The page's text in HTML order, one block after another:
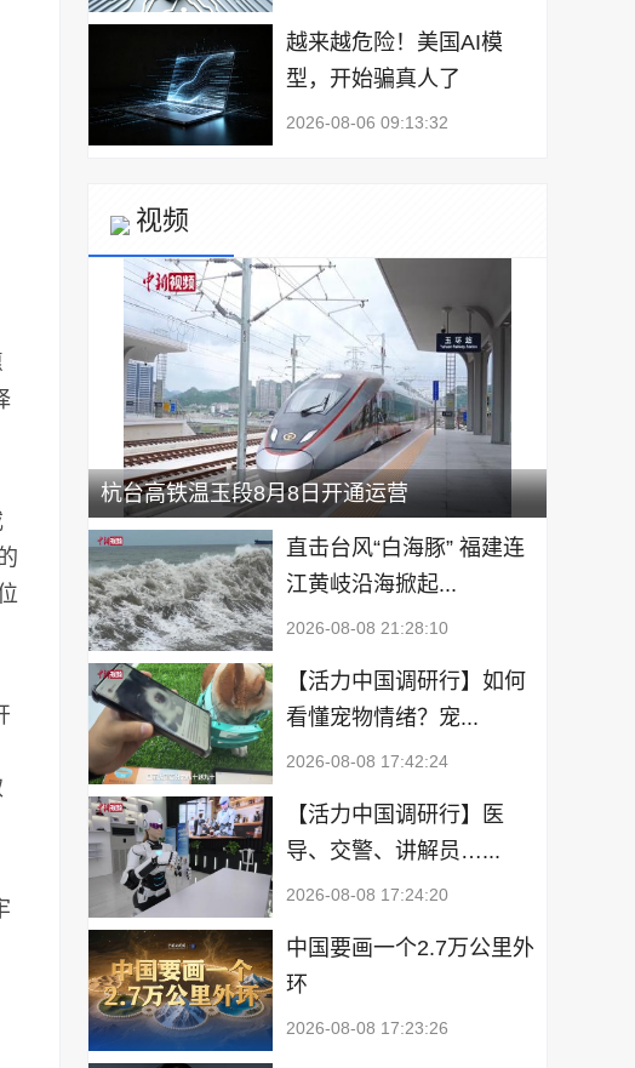
越来越危险！美国AI模
型，开始骗真人了
2026-08-06 09:13:32
视频
杭台高铁温玉段8月8日开通运营
直击台风“白海豚” 福建连
江黄岐沿海掀起...
2026-08-08 21:28:10
【活力中国调研行】如何
看懂宠物情绪？宠...
2026-08-08 17:42:24
【活力中国调研行】医
导、交警、讲解员…...
2026-08-08 17:24:20
中国要画一个2.7万公里外
环
2026-08-08 17:23:26